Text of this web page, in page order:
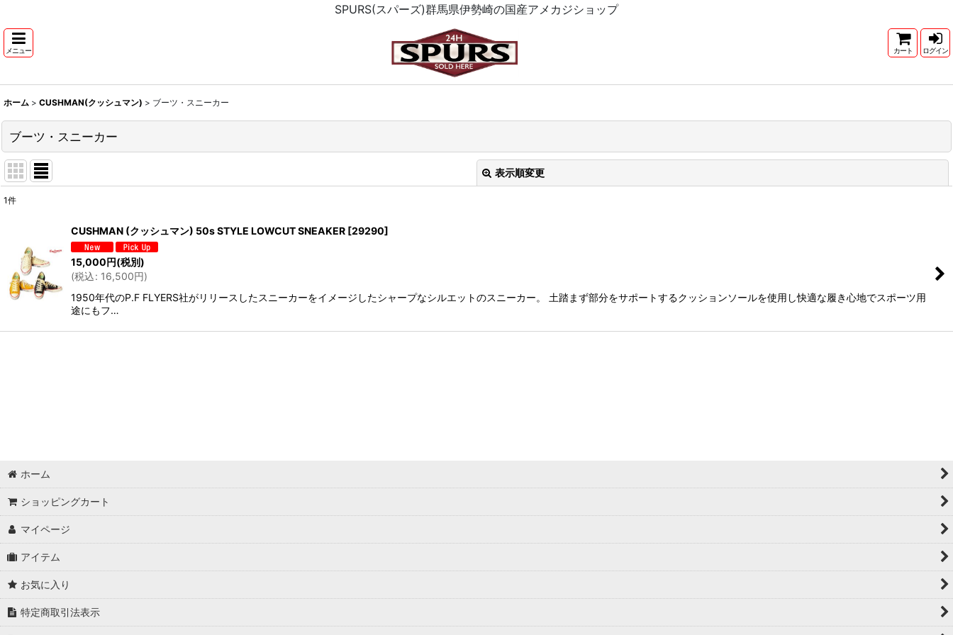
SPURS(スパーズ)群馬県伊勢崎の国産アメカジショップ
メニュー カート ログイン
ホーム > CUSHMAN(クッシュマン) > ブーツ・スニーカー
ブーツ・スニーカー
表示順変更
並び順
1件
CUSHMAN (クッシュマン) 50s STYLE LOWCUT SNEAKER [29290]
15,000円(税別)
(税込: 16,500円)
1950年代のP.F FLYERS社がリリースしたスニーカーをイメージしたシャープなシルエットのスニーカー。 土踏まず部分をサポートするクッションソールを使用し快適な履き心地でスポーツ用
途にもフ…
ホーム
ショッピングカート
マイページ
アイテム
お気に入り
特定商取引法表示